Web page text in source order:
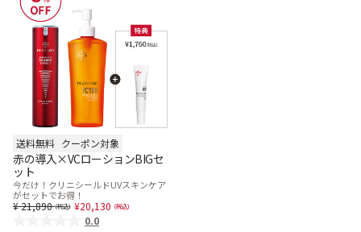
ランキング商品
メイク・ボディ・ヘアケア
キャンペーン情報
送料無料 クーポン対象
赤の導入×VCローションBIGセ
ット
今だけ！クリニシールドUVスキンケア
がセットでお得！
Price reduced from
21,890to
20,130
0.0